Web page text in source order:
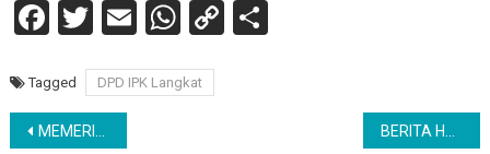
Facebook
Twitter
EmailWhatsApp
CopyShare
Tagged DPD IPK Langkat
Navigasi
MEMERIAHKAN HARI KEMERDEKAAN RI NAPOSO BORSAK JUNJUNGAN SILABAN MEDAN MENGADAKAN TURNAMEN